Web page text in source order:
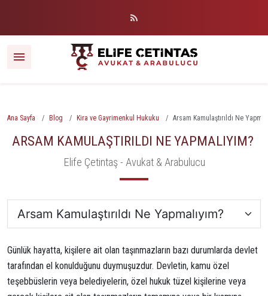
Ana Sayfa Blog Kira ve Gayrimenkul Hukuku Arsam Kamulaştırıldı Ne
ARSAM KAMULAŞTIRILDI NE YAPMALIYIM?
Elife Çetintaş - Avukat & Arabulucu
Günlük hayatta, kişilere ait olan taşınmazların bazı durumlarda devlet
tarafından el konulduğunu duymuşuzdur. Devletin, kamu özel
teşebbüslerin veya belediyelerin, özel hukuk tüzel kişilerine veya